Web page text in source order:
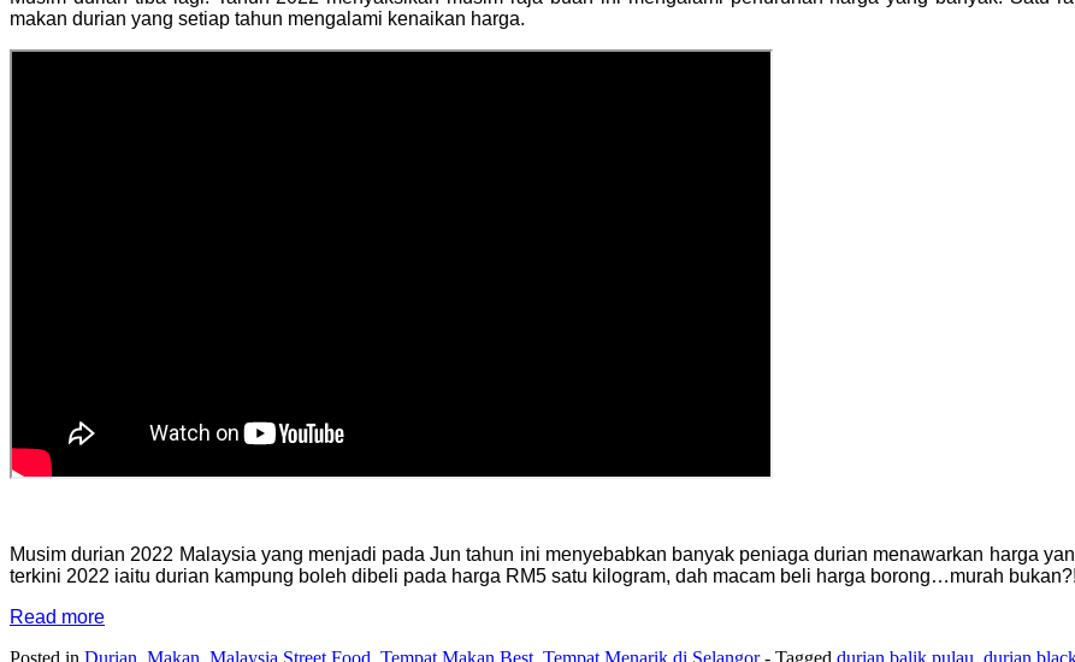
makan durian yang setiap tahun mengalami kenaikan harga.
Musim durian 2022 Malaysia yang menjadi pada Jun tahun ini menyebabkan banyak peniaga durian menawarkan harga
terkini 2022 iaitu durian kampung boleh dibeli pada harga RM5 satu kilogram, dah macam beli harga borong…murah bukan?!
Read more